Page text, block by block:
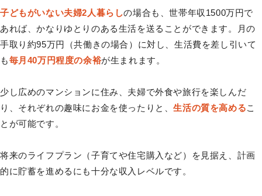
子どもがいない夫婦2人暮らしの場合も、世帯年収1500万円で
あれば、かなりゆとりのある生活を送ることができます。月の
手取り約95万円（共働きの場合）に対し、生活費を差し引いて
も毎月40万円程度の余裕が生まれます。
少し広めのマンションに住み、夫婦で外食や旅行を楽しんだ
り、それぞれの趣味にお金を使ったりと、生活の質を高めるこ
とが可能です。
将来のライフプラン（子育てや住宅購入など）を見据え、計画
的に貯蓄を進めるにも十分な収入レベルです。